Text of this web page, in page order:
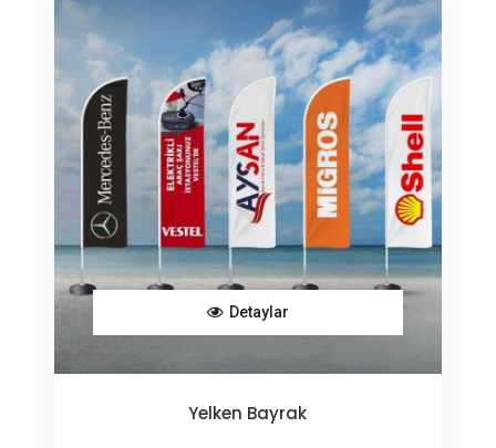
Detaylar
Yelken Bayrak